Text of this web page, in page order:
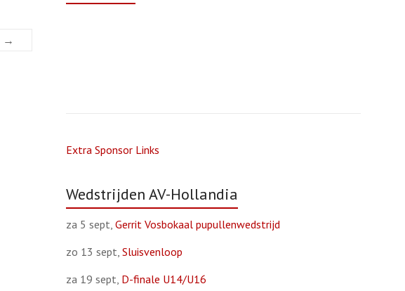
→
Extra Sponsor Links
Wedstrijden AV-Hollandia
za 5 sept, Gerrit Vosbokaal pupullenwedstrijd
zo 13 sept, Sluisvenloop
za 19 sept, D-finale U14/U16